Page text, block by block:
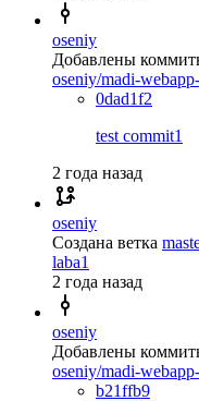
oseniy
Добавлены
oseniy/madi-
0dad1f2
test commit1
2 года назад
oseniy
Создана ветка
laba1
2 года назад
oseniy
Добавлены
oseniy/madi-
b21ffb9